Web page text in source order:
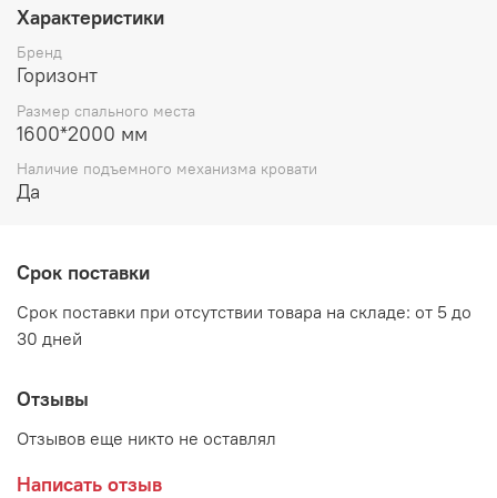
высота 916 мм
Размер спального места:
Дополнительно рекомендуется приобрести основание,
в комплект не входит
ЛДСП Венге/Дуб молочный
Мебельная фабрика ГОРИЗОНТ
Характеристики
Бренд
Горизонт
Размер спального места
1600*2000 мм
Наличие подъемного механизма кровати
Да
Срок поставки
Срок поставки при отсутствии товара на складе: от 5 до
30 дней
Отзывы
Отзывов еще никто не оставлял
Написать отзыв